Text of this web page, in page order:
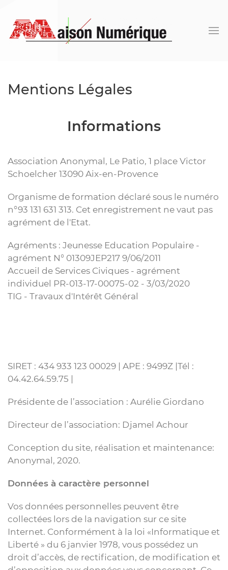
Mentions Légales
Informations
Association Anonymal, Le Patio, 1 place Victor
Schoelcher 13090 Aix-en-Provence
Organisme de formation déclaré sous le numéro
n°93 131 631 313. Cet enregistrement ne vaut pas
agrément de l'Etat.
Agréments : Jeunesse Education Populaire -
agrément N° 01309JEP217 9/06/2011
Accueil de Services Civiques - agrément
individuel PR-013-17-00075-02 - 3/03/2020
TIG - Travaux d'Intérêt Général
SIRET : 434 933 123 00029 | APE : 9499Z |Tél :
04.42.64.59.75 |
Présidente de l’association : Aurélie Giordano
Directeur de l’association: Djamel Achour
Conception du site, réalisation et maintenance:
Anonymal, 2020.
Données à caractère personnel
Vos données personnelles peuvent être
collectées lors de la navigation sur ce site
Internet. Conformément à la loi «Informatique et
Liberté » du 6 janvier 1978, vous possédez un
droit d’accès, de rectification, de modification et